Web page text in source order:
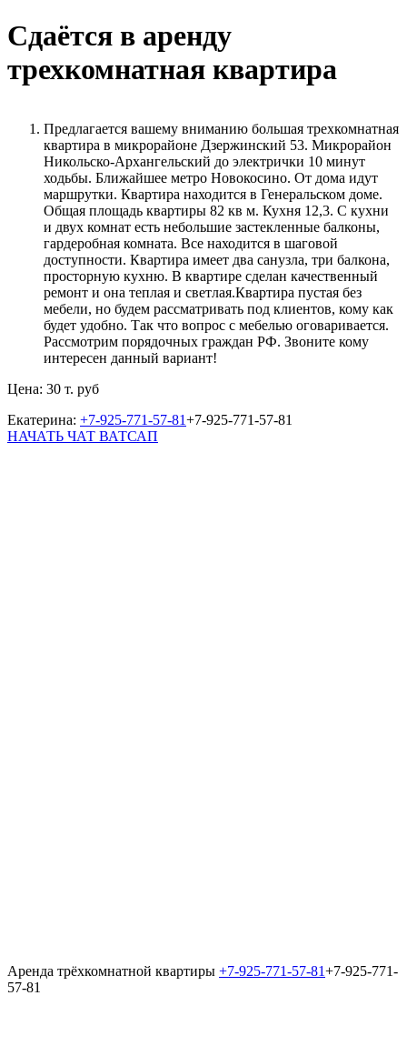
Сдаётся в аренду
трехкомнатная квартира
Предлагается вашему вниманию большая трехкомнатная
квартира в микрорайоне Дзержинский 53. Микрорайон
Никольско-Архангельский до электрички 10 минут
ходьбы. Ближайшее метро Новокосино. От дома идут
маршрутки. Квартира находится в Генеральском доме.
Общая площадь квартиры 82 кв м. Кухня 12,3. С кухни
и двух комнат есть небольшие застекленные балконы,
гардеробная комната. Все находится в шаговой
доступности. Квартира имеет два санузла, три балкона,
просторную кухню. В квартире сделан качественный
ремонт и она теплая и светлая.Квартира пустая без
мебели, но будем рассматривать под клиентов, кому как
будет удобно. Так что вопрос с мебелью оговаривается.
Рассмотрим порядочных граждан РФ. Звоните кому
интересен данный вариант!
Цена: 30 т. руб
Екатерина: +7-925-771-57-81+7-925-771-57-81
НАЧАТЬ ЧАТ ВАТСАП
Аренда трёхкомнатной квартиры +7-925-771-57-81+7-925-771-
57-81